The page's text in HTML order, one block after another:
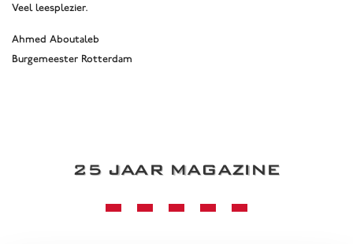
Veel leesplezier.
Ahmed Aboutaleb
Burgemeester Rotterdam
25 JAAR MAGAZINE